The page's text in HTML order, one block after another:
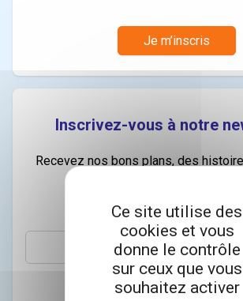
Je m’inscris
Inscrivez-vous à notre
Recevez nos bons plans, des
Email
S’abonner
Ce site utilise des
cookies et vous
donne le contrôle
sur ceux que vous
souhaitez activer